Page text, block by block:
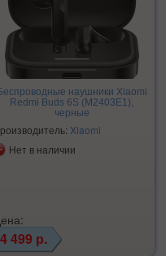
наушники Xiaomi
Redmi Buds 6S (M2403E1),
черные
Xiaomi
Нет в наличии
4 499 р.